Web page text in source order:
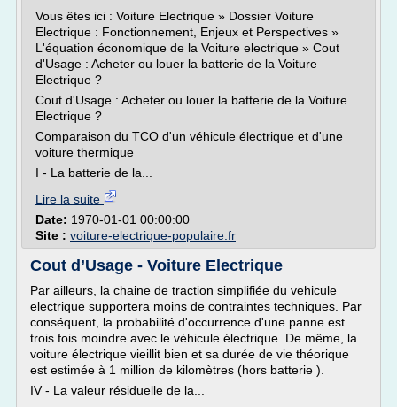
Vous êtes ici : Voiture Electrique » Dossier Voiture
Electrique : Fonctionnement, Enjeux et Perspectives »
L'équation économique de la Voiture electrique » Cout
d'Usage : Acheter ou louer la batterie de la Voiture
Electrique ?
Cout d'Usage : Acheter ou louer la batterie de la Voiture
Electrique ?
Comparaison du TCO d'un véhicule électrique et d'une
voiture thermique
I - La batterie de la...
Lire la suite
Date: 1970-01-01 00:00:00
Site : voiture-electrique-populaire.fr
Cout d’Usage - Voiture Electrique
Par ailleurs, la chaine de traction simplifiée du vehicule
electrique supportera moins de contraintes techniques. Par
conséquent, la probabilité d'occurrence d'une panne est
trois fois moindre avec le véhicule électrique. De même, la
voiture électrique vieillit bien et sa durée de vie théorique
est estimée à 1 million de kilomètres (hors batterie ).
IV - La valeur résiduelle de la...